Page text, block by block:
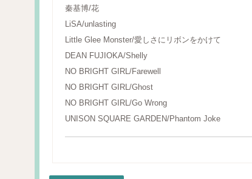
秦基博/花
LiSA/unlasting
Little Glee Monster/愛しさにリボンをかけて
DEAN FUJIOKA/Shelly
NO BRIGHT GIRL/Farewell
NO BRIGHT GIRL/Ghost
NO BRIGHT GIRL/Go Wrong
UNISON SQUARE GARDEN/Phantom Joke